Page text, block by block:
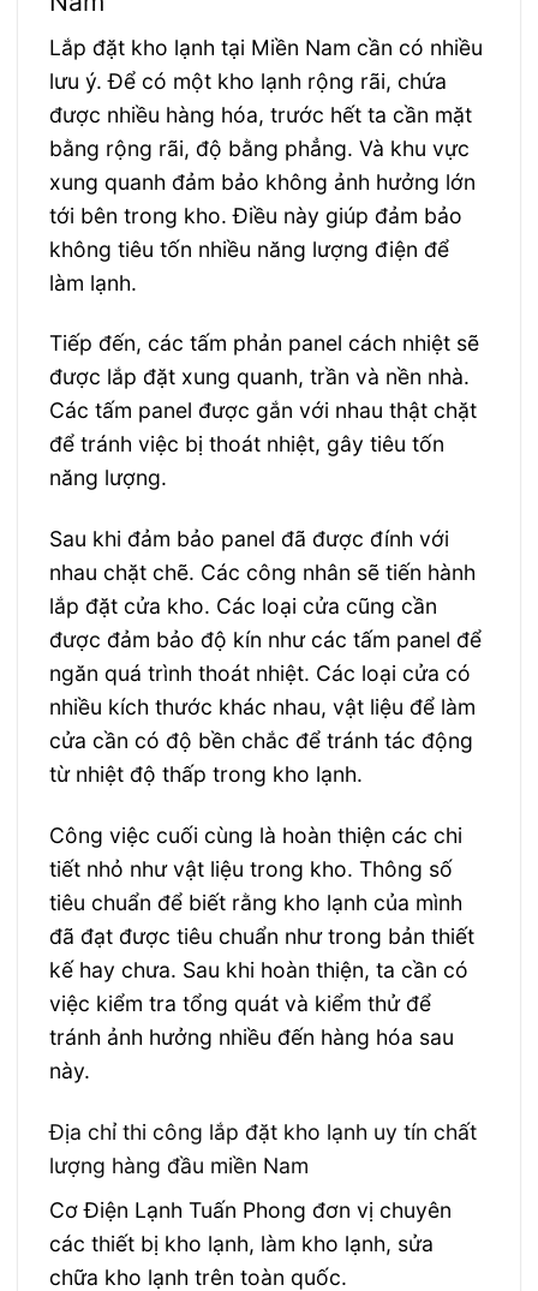
Lắp đặt kho lạnh tại Miền Nam cần có nhiều
lưu ý. Để có một kho lạnh rộng rãi, chứa
được nhiều hàng hóa, trước hết ta cần mặt
bằng rộng rãi, độ bằng phẳng. Và khu vực
xung quanh đảm bảo không ảnh hưởng lớn
tới bên trong kho. Điều này giúp đảm bảo
không tiêu tốn nhiều năng lượng điện để
làm lạnh.
Tiếp đến, các tấm phản panel cách nhiệt sẽ
được lắp đặt xung quanh, trần và nền nhà.
Các tấm panel được gắn với nhau thật chặt
để tránh việc bị thoát nhiệt, gây tiêu tốn
năng lượng.
Sau khi đảm bảo panel đã được đính với
nhau chặt chẽ. Các công nhân sẽ tiến hành
lắp đặt cửa kho. Các loại cửa cũng cần
được đảm bảo độ kín như các tấm panel để
ngăn quá trình thoát nhiệt. Các loại cửa có
nhiều kích thước khác nhau, vật liệu để làm
cửa cần có độ bền chắc để tránh tác động
từ nhiệt độ thấp trong kho lạnh.
Công việc cuối cùng là hoàn thiện các chi
tiết nhỏ như vật liệu trong kho. Thông số
tiêu chuẩn để biết rằng kho lạnh của mình
đã đạt được tiêu chuẩn như trong bản thiết
kế hay chưa. Sau khi hoàn thiện, ta cần có
việc kiểm tra tổng quát và kiểm thử để
tránh ảnh hưởng nhiều đến hàng hóa sau
này.
Địa chỉ thi công lắp đặt kho lạnh uy tín chất
lượng hàng đầu miền Nam
Cơ Điện Lạnh Tuấn Phong đơn vị chuyên
các thiết bị kho lạnh, làm kho lạnh, sửa
chữa kho lạnh trên toàn quốc.